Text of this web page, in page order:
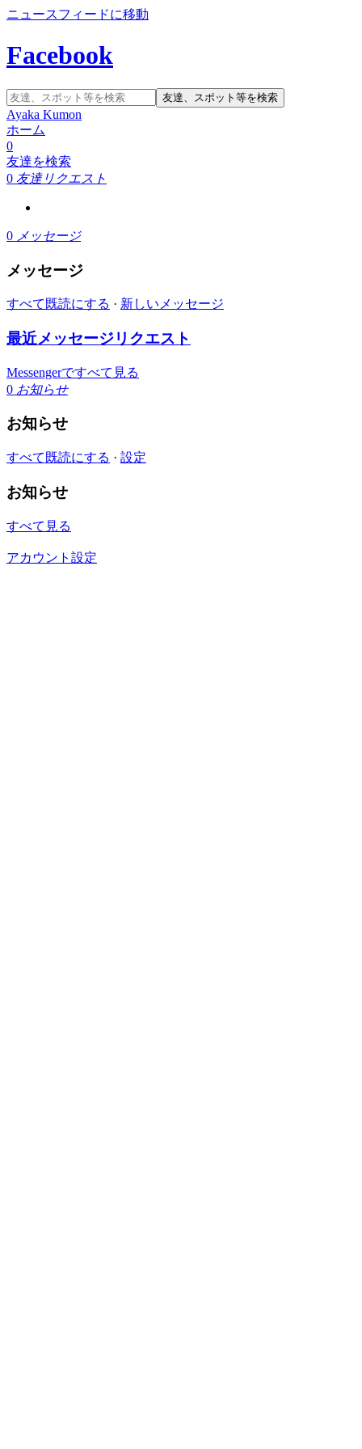
ニュースフィードに移動
Facebook
友達、スポット等を検索
Ayaka Kumon
ホーム
0
友達を検索
0 友達リクエスト
0 メッセージ
メッセージ
すべて既読にする · 新しいメッセージ
最近メッセージリクエスト
Messengerですべて見る
0 お知らせ
お知らせ
すべて既読にする · 設定
お知らせ
すべて見る
アカウント設定